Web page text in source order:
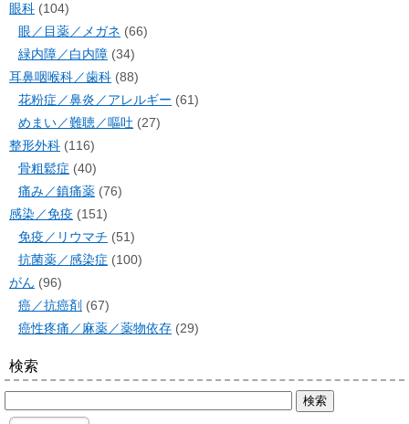
眼科 (104)
眼／目薬／メガネ (66)
緑内障／白内障 (34)
耳鼻咽喉科／歯科 (88)
花粉症／鼻炎／アレルギー (61)
めまい／難聴／嘔吐 (27)
整形外科 (116)
骨粗鬆症 (40)
痛み／鎮痛薬 (76)
感染／免疫 (151)
免疫／リウマチ (51)
抗菌薬／感染症 (100)
がん (96)
癌／抗癌剤 (67)
癌性疼痛／麻薬／薬物依存 (29)
検索